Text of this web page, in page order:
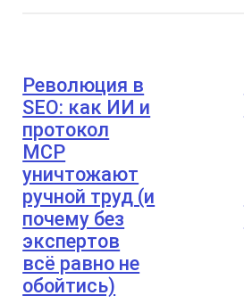
Революция в
SEO: как ИИ и
протокол
MCP
уничтожают
ручной труд (и
почему без
экспертов
всё равно не
обойтись)